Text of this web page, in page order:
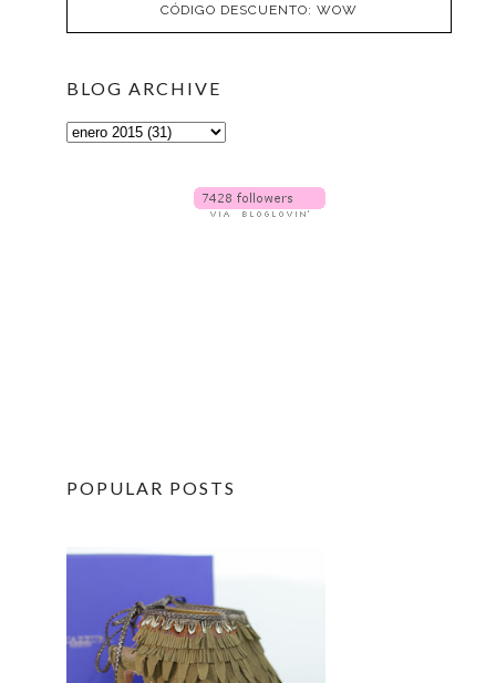
CÓDIGO DESCUENTO: WOW
BLOG ARCHIVE
POPULAR POSTS